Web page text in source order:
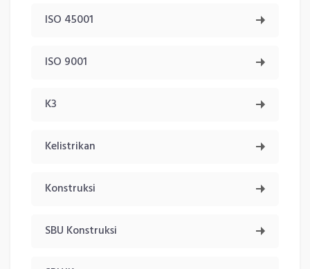
ISO 45001
ISO 9001
K3
Kelistrikan
Konstruksi
SBU Konstruksi